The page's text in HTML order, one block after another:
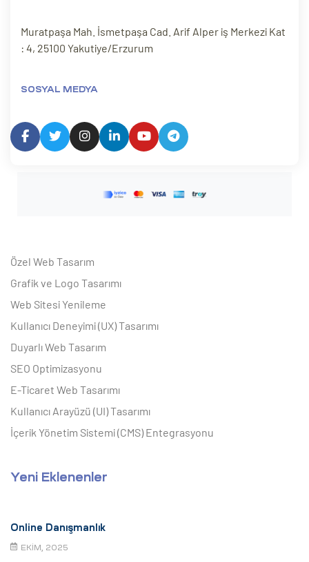
Muratpaşa Mah. İsmetpaşa Cad. Arif Alper iş Merkezi Kat
: 4, 25100 Yakutiye/Erzurum
SOSYAL MEDYA
Özel Web Tasarım
Grafik ve Logo Tasarımı
Web Sitesi Yenileme
Kullanıcı Deneyimi (UX) Tasarımı
Duyarlı Web Tasarım
SEO Optimizasyonu
E-Ticaret Web Tasarımı
Kullanıcı Arayüzü (UI) Tasarımı
İçerik Yönetim Sistemi (CMS) Entegrasyonu
Yeni Eklenenler
Online Danışmanlık
EKIM, 2025